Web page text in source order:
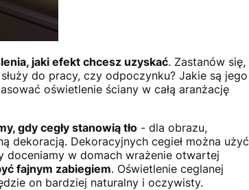
jaki efekt chcesz uzyskać. Zastanów się,
do pracy, czy odpoczynku? Jakie są jego
oświetlenie ściany w całą aranżację
gdy cegły stanowią tło - dla obrazu,
dekoracją. Dekoracyjnych cegieł można użyć
doceniamy w domach wrażenie otwartej
fajnym zabiegiem. Oświetlenie ceglanej
on bardziej naturalny i oczywisty.